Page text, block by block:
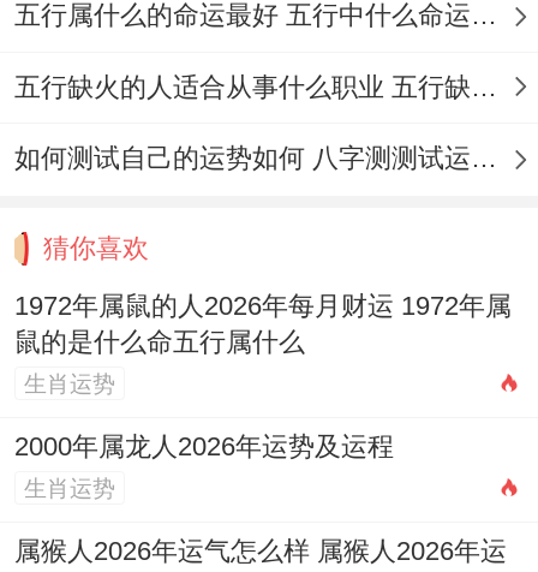
五行属什么的命运最好 五行中什么命运势旺盛
五行缺火的人适合从事什么职业 五行缺火的人适合从事的职业有哪些
如何测试自己的运势如何 八字测测试运运程
猜你喜欢
1972年属鼠的人2026年每月财运 1972年属
鼠的是什么命五行属什么
生肖运势
2000年属龙人2026年运势及运程
生肖运势
属猴人2026年运气怎么样 属猴人2026年运